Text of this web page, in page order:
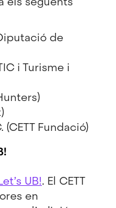
de
i Turisme i
Fundació)
UB!. El CETT
en